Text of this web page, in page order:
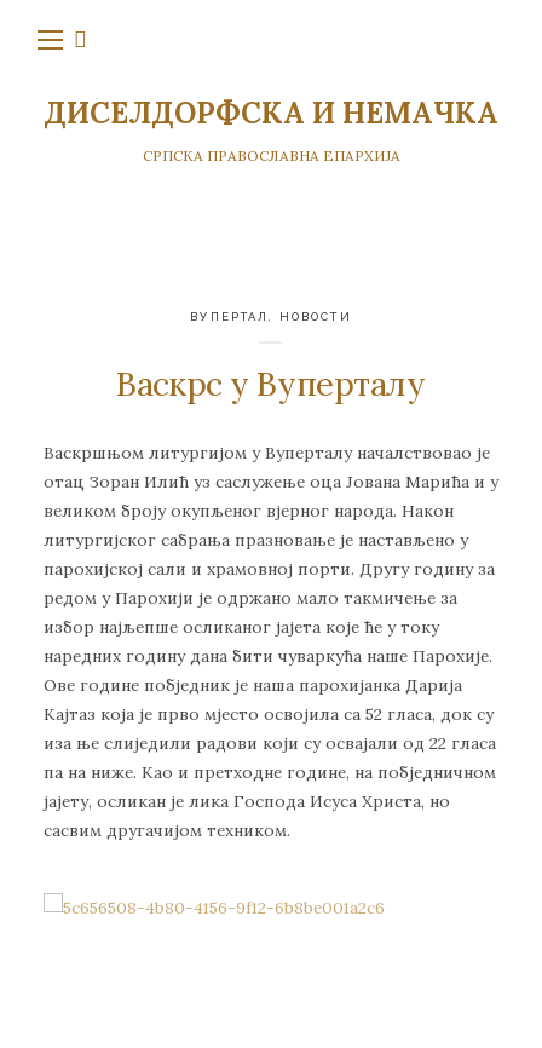
ДИСЕЛДОРФСКА И НЕМАЧКА
СРПСКА ПРАВОСЛАВНА ЕПАРХИЈА
ВУПЕРТАЛ НОВОСТИ
Васкрс у Вуперталу
Васкршњом литургијом у Вуперталу началствовао је
отац Зоран Илић уз саслужење оца Јована Марића и у
великом броју окупљеног вјерног народа. Након
литургијског сабрања празновање је настављено у
парохијској сали и храмовној порти. Другу годину за
редом у Парохији је одржано мало такмичење за
избор најљепше осликаног јајета које ће у току
наредних годину дана бити чуваркућа наше Парохије.
Ове године побједник је наша парохијанка Дарија
Кајтаз која је прво мјесто освојила са 52 гласа, док су
иза ње слиједили радови који су освајали од 22 гласа
па на ниже. Као и претходне године, на побједничном
јајету, осликан је лика Господа Исуса Христа, но
сасвим другачијом техником.